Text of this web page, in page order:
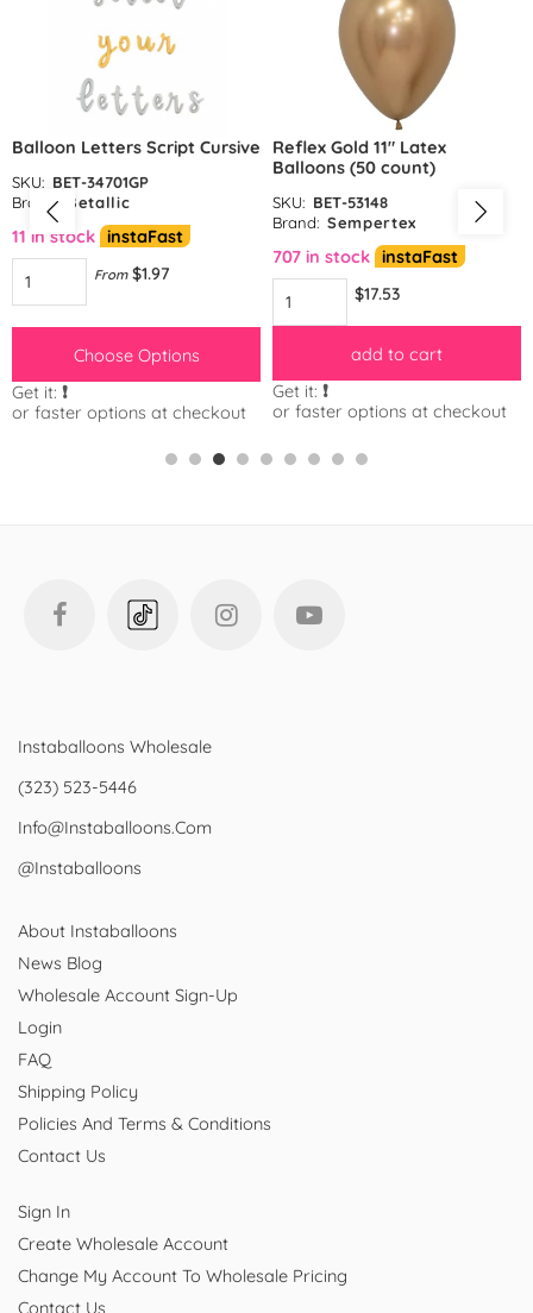
Balloon Letters Script Cursive
SKU: BET-34701GP
Brand:
Betallic
11 in stock instaFast
From $1.97
Choose Options
Get it: ❗️
or faster options at checkout
Reflex Gold 11″ Latex
Balloons (50 count)
SKU: BET-53148
Brand: Sempertex
707 in stock instaFast
$17.53
add to cart
Get it: ❗️
or faster options at checkout
Instaballoons Wholesale
(323) 523-5446
Info@instaballoons.com
@instaballoons
About Instaballoons
News Blog
Wholesale Account Sign-Up
Login
FAQ
Shipping Policy
Policies And Terms & Conditions
Contact Us
Sign In
Create Wholesale Account
Change My Account To Wholesale Pricing
Contact Us